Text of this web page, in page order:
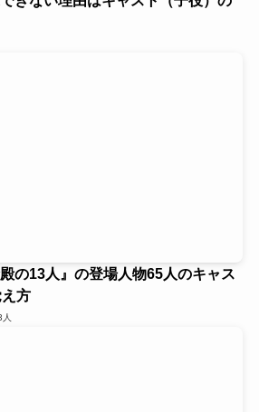
の13人』の登場人物65人のキャス
方